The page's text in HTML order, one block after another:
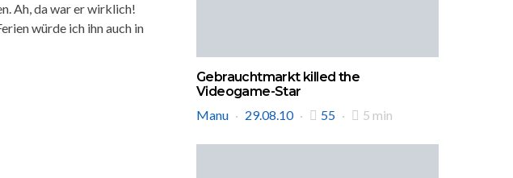
Ah, da war er wirklich!
würde ich ihn auch in
Gebrauchtmarkt killed the
Videogame-Star
Manu
29.08.10 55 5 min